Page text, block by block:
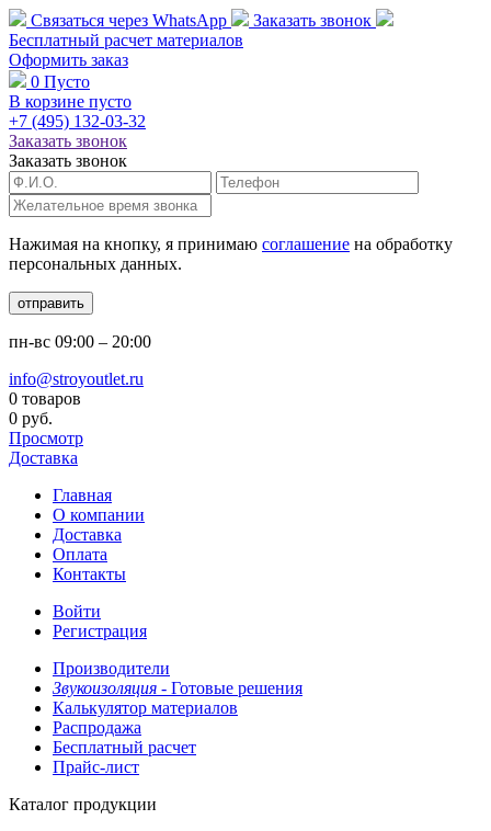
Связаться через WhatsApp
Заказать звонок
Бесплатный расчет материалов
Оформить заказ
0 Пусто
В корзине пусто
+7 (495) 132-03-32
Заказать звонок
Заказать звонок
Нажимая на кнопку, я принимаю соглашение на обработку
персональных данных.
отправить
пн-вс 09:00 – 20:00
info@stroyoutlet.ru
0 товаров
0 руб.
Просмотр
Доставка
Главная
О компании
Доставка
Оплата
Контакты
Войти
Регистрация
Производители
Звукоизоляция - Готовые решения
Калькулятор материалов
Распродажа
Бесплатный расчет
Прайс-лист
Каталог продукции